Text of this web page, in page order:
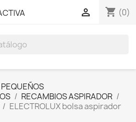
shopping_cart (0)

RECAMBIOS ASPIRADOR
ELECTROLUX bolsa aspirador